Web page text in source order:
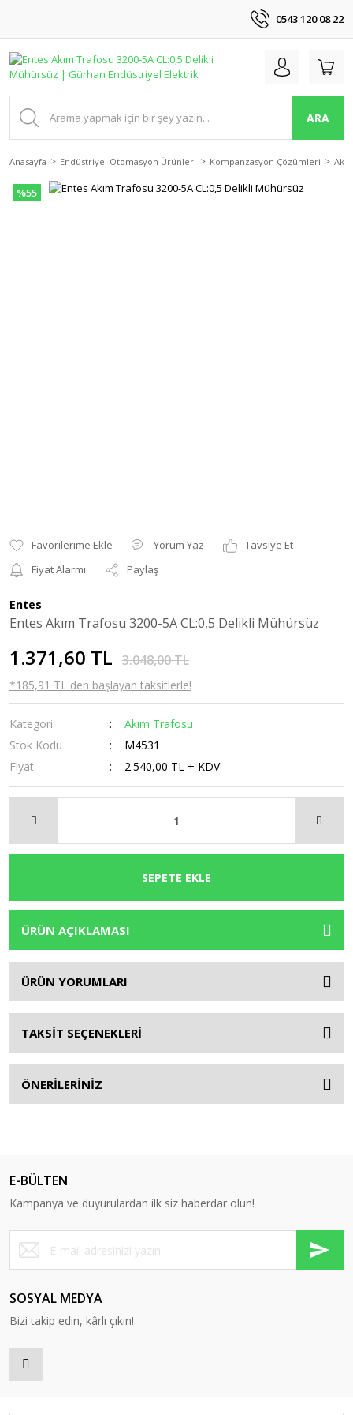
0543 120 08 22
ARA
Anasayfa Endüstriyel Otomasyon Ürünleri Kompanzasyon Çözümleri
%55
Yorum Yaz
Tavsiye Et
Fiyat Alarmı
Paylaş
Entes
Entes Akım Trafosu 3200-5A CL:0,5 Delikli Mühürsüz
1.371,60 TL 3.048,00 TL
*185,91 TL den başlayan taksitlerle!
Kategori
Akım Trafosu
Stok Kodu
M4531
Fiyat
2.540,00 TL + KDV
SEPETE EKLE
ÜRÜN AÇIKLAMASI
ÜRÜN YORUMLARI
TAKSİT SEÇENEKLERİ
ÖNERİLERİNİZ
E-BÜLTEN
Kampanya ve duyurulardan ilk siz haberdar olun!
SOSYAL MEDYA
Bizi takip edin, kârlı çıkın!